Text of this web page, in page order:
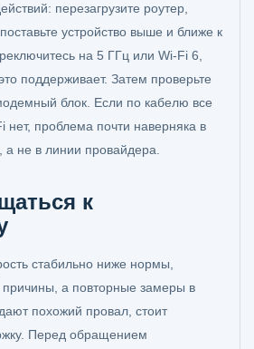
перезагрузите роутер,
устройство выше и ближе к
на 5 ГГц или Wi-Fi 6,
поддерживает. Затем проверьте
блок. Если по кабелю все
нет, проблема почти наверняка в
а не в линии провайдера.
к
стабильно ниже нормы,
причины, а повторные замеры в
похожий провал, стоит
Перед обращением